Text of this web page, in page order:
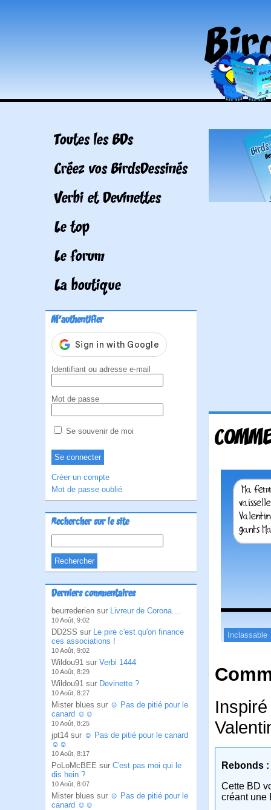
Toutes les BDs
Créez vos BirdsDessinés
Verbi et Devinettes
Le top
Le forum
La boutique
M'authentifier
Identifiant ou adresse e-mail
Mot de passe
Se souvenir de moi
Créer un compte
Mot de passe oublié
Rechercher sur le site
Derniers commentaires
beurrederien sur Livreur de Corona ...
10 Août, 9:02
DD2SS sur Le pire c'est qu'on finance
ces associations !
10 Août, 9:02
Wildou91 sur Verbi 1444
10 Août, 8:29
Wildou91 sur Devinette ?
10 Août, 8:27
Mister blues sur ☺ Pas de pitié pour le
canard ☺☺
10 Août, 8:25
jpt14 sur ☺ Pas de pitié pour le canard
☺☺
10 Août, 8:17
PoLoMcBEE sur C'est pas moi qui le
dis hein ?
10 Août, 8:07
Mister blues sur ☺ Pas de pitié pour le
canard ☺☺
Inclassable
Rebonds :
Cette BD
créant une